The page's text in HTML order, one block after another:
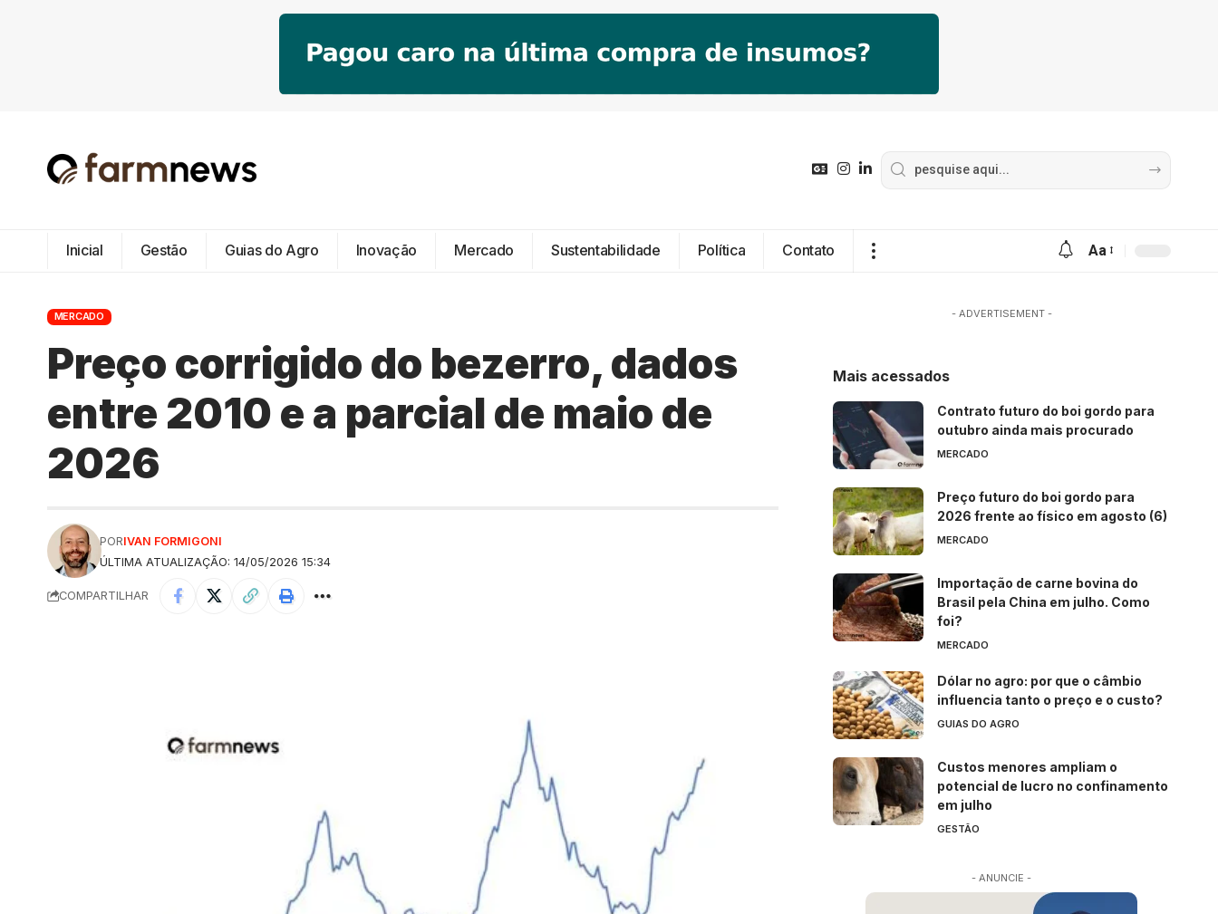
Inicial Gestão Guias do Agro Inovação Mercado Sustentabilidade Política Contato Aa
MERCADO
Preço corrigido do bezerro, dados
entre 2010 e a parcial de maio de
2026
ÚLTIMA ATUALIZAÇÃO: 14/05/2026 15:34
PORIVAN FORMIGONI
COMPARTILHAR
- ADVERTISEMENT -
Mais acessados
Contrato futuro do boi gordo para
outubro ainda mais procurado
MERCADO
Preço futuro do boi gordo para
2026 frente ao físico em agosto (6)
MERCADO
Importação de carne bovina do
Brasil pela China em julho. Como
foi?
MERCADO
Dólar no agro: por que o câmbio
influencia tanto o preço e o custo?
GUIAS DO AGRO
Custos menores ampliam o
potencial de lucro no confinamento
em julho
GESTÃO
- ANUNCIE -